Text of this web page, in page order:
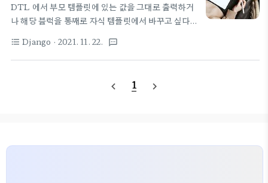
DTL 에서 부모 템플릿에 있는 값을 그대로 출력하거
나 해당 블럭을 통째로 자식 템플릿에서 바꾸고 싶다
된다. 부모 템플릿에 메뉴가 있는데, 어떤 자식 템플릿
에서는 그 메뉴을 없애고 싶다면 머 여러가지 방법이
에 블럭을 하나 선언해 둔다. 예제에서는 "Sidenav"
경우는 자식 템플릿에서 아무런 선언을 하지 않으면
format_list_bulleted Django · 2021. 11. 22. textsms
navigate_before 1 navigate_next